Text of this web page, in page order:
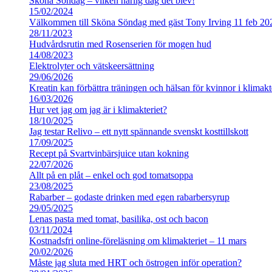
15/02/2024
Välkommen till Sköna Söndag med gäst Tony Irving 11 feb
28/11/2023
Hudvårdsrutin med Rosenserien för mogen hud
14/08/2023
Elektrolyter och vätskeersättning
29/06/2026
Kreatin kan förbättra träningen och hälsan för kvinnor i
16/03/2026
Hur vet jag om jag är i klimakteriet?
18/10/2025
Jag testar Relivo – ett nytt spännande svenskt kosttillskott
17/09/2025
Recept på Svartvinbärsjuice utan kokning
22/07/2026
Allt på en plåt – enkel och god tomatsoppa
23/08/2025
Rabarber – godaste drinken med egen rabarbersyrup
29/05/2025
Lenas pasta med tomat, basilika, ost och bacon
03/11/2024
Kostnadsfri online-föreläsning om klimakteriet – 11 mars
20/02/2026
Måste jag sluta med HRT och östrogen inför operation?